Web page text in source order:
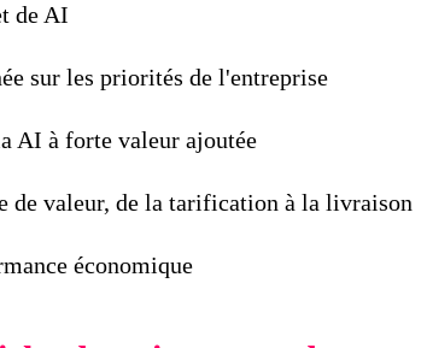
de AI
sur les priorités de l'entreprise
AI à forte valeur ajoutée
de valeur, de la tarification à la livraison
économique